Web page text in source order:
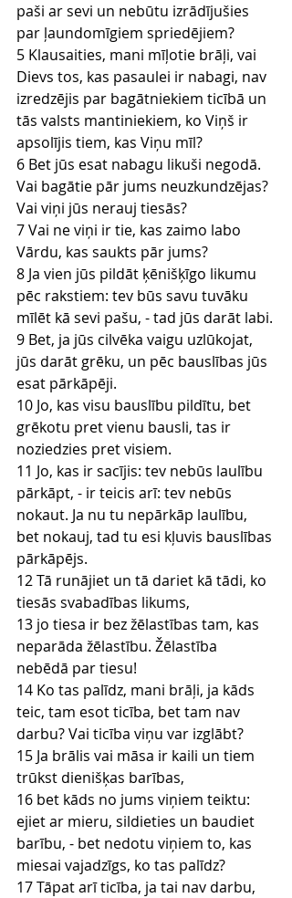
paši ar sevi un nebūtu izrādījušies
par ļaundomīgiem spriedējiem?
5 Klausaities, mani mīļotie brāļi, vai
Dievs tos, kas pasaulei ir nabagi, nav
izredzējis par bagātniekiem ticībā un
tās valsts mantiniekiem, ko Viņš ir
apsolījis tiem, kas Viņu mīl?
6 Bet jūs esat nabagu likuši negodā.
Vai bagātie pār jums neuzkundzējas?
Vai viņi jūs nerauj tiesās?
7 Vai ne viņi ir tie, kas zaimo labo
Vārdu, kas saukts pār jums?
8 Ja vien jūs pildāt ķēnišķīgo likumu
pēc rakstiem: tev būs savu tuvāku
mīlēt kā sevi pašu, - tad jūs darāt labi.
9 Bet, ja jūs cilvēka vaigu uzlūkojat,
jūs darāt grēku, un pēc bauslības jūs
esat pārkāpēji.
10 Jo, kas visu bauslību pildītu, bet
grēkotu pret vienu bausli, tas ir
noziedzies pret visiem.
11 Jo, kas ir sacījis: tev nebūs laulību
pārkāpt, - ir teicis arī: tev nebūs
nokaut. Ja nu tu nepārkāp laulību,
bet nokauj, tad tu esi kļuvis bauslības
pārkāpējs.
12 Tā runājiet un tā dariet kā tādi, ko
tiesās svabadības likums,
13 jo tiesa ir bez žēlastības tam, kas
neparāda žēlastību. Žēlastība
nebēdā par tiesu!
14 Ko tas palīdz, mani brāļi, ja kāds
teic, tam esot ticība, bet tam nav
darbu? Vai ticība viņu var izglābt?
15 Ja brālis vai māsa ir kaili un tiem
trūkst dienišķas barības,
16 bet kāds no jums viņiem teiktu:
ejiet ar mieru, sildieties un baudiet
barību, - bet nedotu viņiem to, kas
miesai vajadzīgs, ko tas palīdz?
17 Tāpat arī ticība, ja tai nav darbu,